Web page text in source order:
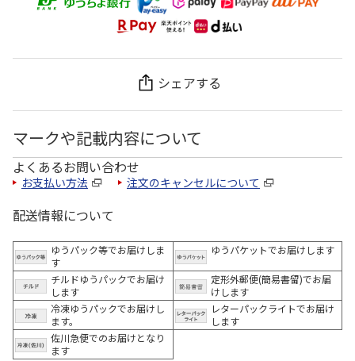
シェアする
マークや記載内容について
よくあるお問い合わせ
お支払い方法 注文のキャンセルについて
配送情報について
ゆうパック等でお届けしま
す
ゆうパケットでお届けします
チルドゆうパックでお届け
します
定形外郵便(簡易書留)でお届
けします
冷凍ゆうパックでお届けし
ます。
レターパックライトでお届け
します
佐川急便でのお届けとなり
ます